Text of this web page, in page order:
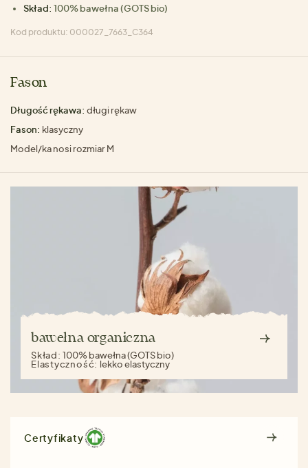
Skład: 100% bawełna (GOTS bio)
Kod produktu: 000027_7663_C364
Fason
Długość rękawa: długi rękaw
Fason: klasyczny
Model/ka nosi rozmiar M
bawełna organiczna
Skład:100% bawełna (GOTS bio)
Elastyczność: lekko elastyczny
Certyfikaty